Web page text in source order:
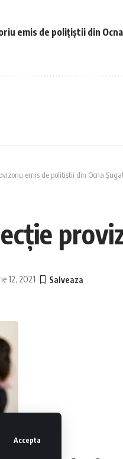
Accepta
emis de polițiștii din Ocna
emis de polițiștii din Ocna
12, 2021